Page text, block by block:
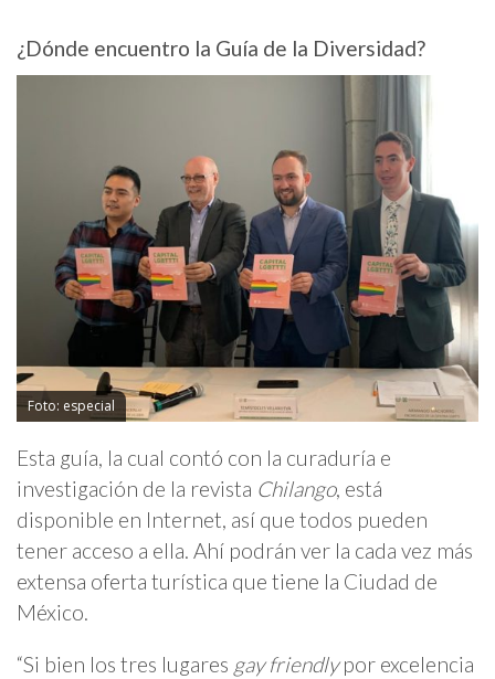
¿Dónde encuentro la Guía de la Diversidad?
Foto: especial
Esta guía, la cual contó con la curaduría e
investigación de la revista Chilango, está
disponible en Internet, así que todos pueden
tener acceso a ella. Ahí podrán ver la cada vez más
extensa oferta turística que tiene la Ciudad de
México.
“Si bien los tres lugares gay friendlypor excelencia